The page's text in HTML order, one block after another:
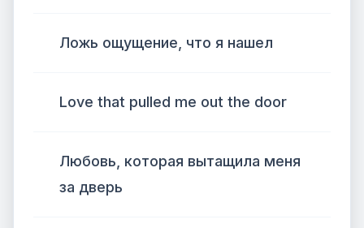
Ложь ощущение, что я нашел
Love that pulled me out the door
Любовь, которая вытащила меня
за дверь